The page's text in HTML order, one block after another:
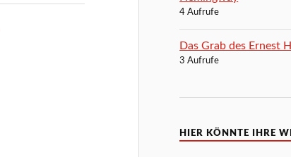
4 Aufrufe
Das Grab des Ernest
3 Aufrufe
HIER KÖNNTE IHRE